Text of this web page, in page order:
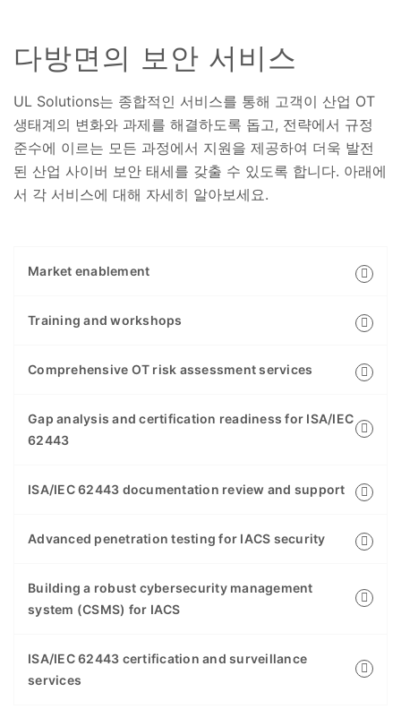
다방면의 보안 서비스
UL Solutions는 종합적인 서비스를 통해 고객이 산업 OT
생태계의 변화와 과제를 해결하도록 돕고, 전략에서 규정
준수에 이르는 모든 과정에서 지원을 제공하여 더욱 발전
된 산업 사이버 보안 태세를 갖출 수 있도록 합니다. 아래에
서 각 서비스에 대해 자세히 알아보세요.
Market enablement
Training and workshops
Comprehensive OT risk assessment services
Gap analysis and certification readiness for ISA/IEC
62443
ISA/IEC 62443 documentation review and support
Advanced penetration testing for IACS security
Building a robust cybersecurity management
system (CSMS) for IACS
ISA/IEC 62443 certification and surveillance
services